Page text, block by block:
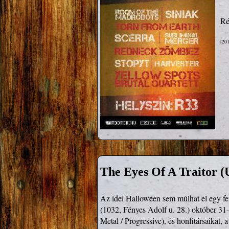
The Eyes Of A Traitor
Az idei Halloween sem múlhat el egy
(1032, Fényes Adolf u. 28.) október
Metal / Progressive), és honfitársaikat,